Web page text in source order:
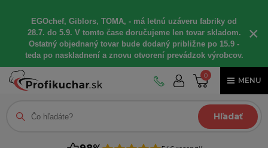
EGOchef, Giblors, TOMA, - má letnú uzáveru fabriky od
28.7. do 5.9. V tomto čase doručujeme len tovar skladom.
Ostatný objednaný tovar bude dodaný približne po 15.9 -
teda po naskladnení a znovu otvorení prevádzok výrobcov.
×
0
MENU
Hľadať